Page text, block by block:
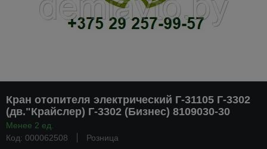
Кран отопителя электрический Г-31105 Г-3302
(дв."Крайслер) Г-3302 (Бизнес) 8109030-30
Менее 2 ед.
Код: 000062508
Розница